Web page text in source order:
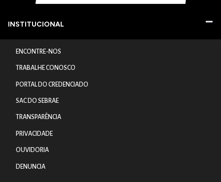
INSTITUCIONAL
ENCONTRE-NOS
TRABALHE CONOSCO
PORTAL DO CREDENCIADO
SAC DO SEBRAE
TRANSPARÊNCIA
PRIVACIDADE
OUVIDORIA
DENUNCIA